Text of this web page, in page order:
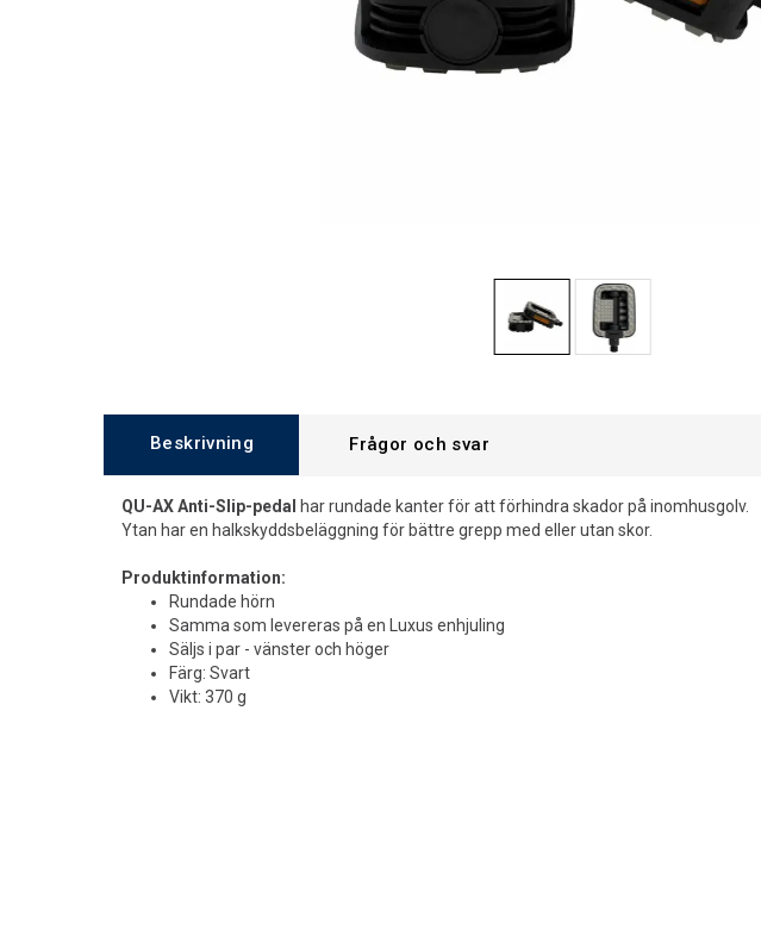
Beskrivning Frågor och svar
QU-AX Anti-Slip-pedal
har rundade kanter för att förhindra skador på inomhusgolv.
Ytan har en halkskyddsbeläggning för bättre grepp med eller utan skor.
Produktinformation:
Rundade hörn
Samma som levereras på en Luxus enhjuling
Säljs i par - vänster och höger
Färg: Svart
Vikt: 370 g